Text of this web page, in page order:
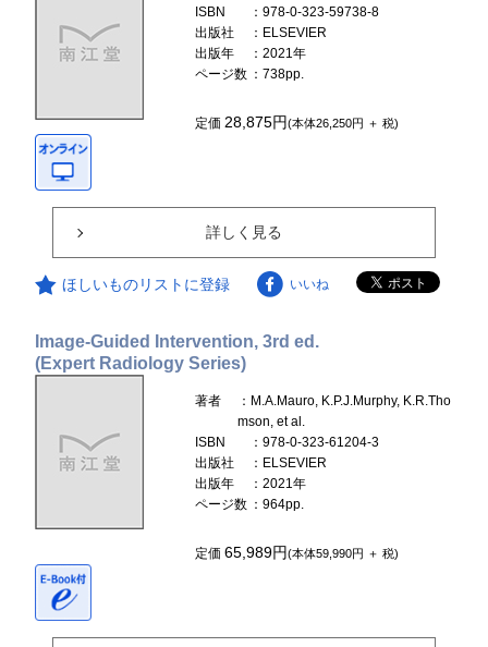
ISBN
：978-0-323-59738-8
出版社
：ELSEVIER
出版年
：2021年
ページ数 ：738pp.
定価 28,875円(本体26,250円 ＋ 税)
詳しく見る
ほしいものリストに登録 いいね
Image-Guided Intervention, 3rd ed.
(Expert Radiology Series)
著者
：M.A.Mauro, K.P.J.Murphy, K.R.Tho
mson, et al.
ISBN
：978-0-323-61204-3
出版社
：ELSEVIER
出版年
：2021年
ページ数 ：964pp.
定価65,989円(本体59,990円 ＋ 税)